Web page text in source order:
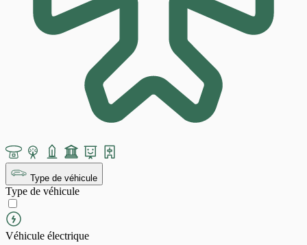
Type de véhicule
Type de véhicule
Véhicule électrique